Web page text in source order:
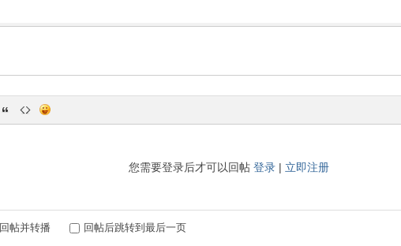
您需要登录后才可以回帖 登录| 立即注册
回帖并转播 回帖后跳转到最后一页